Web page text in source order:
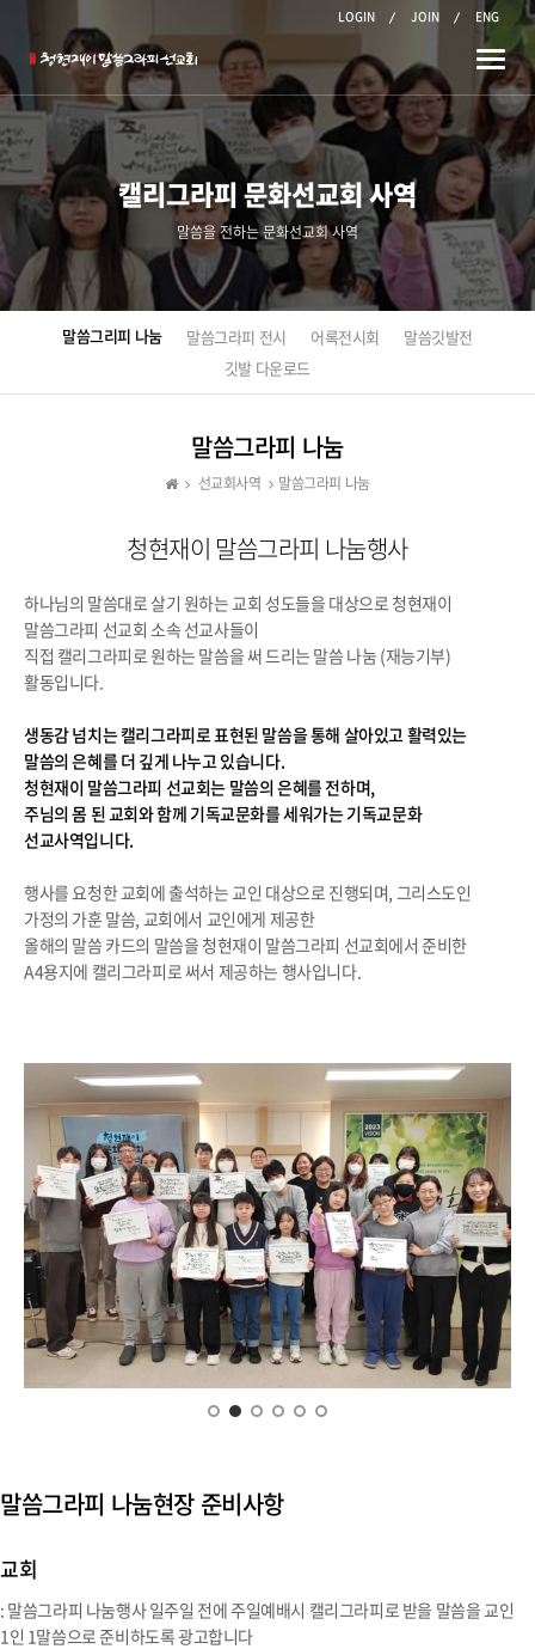
LOGIN JOIN ENG
Toggle
캘리그라피 문화선교회 사역
말씀을 전하는 문화선교회 사역
말씀그리피 나눔 말씀그라피 전시 어록전시회
말씀깃발전
깃발 다운로드
말씀그라피 나눔
선교회사역 말씀그라피 나눔
청현재이 말씀그라피 나눔행사
하나님의 말씀대로 살기 원하는 교회 성도들을 대상으로 청현재이
말씀그라피 선교회 소속 선교사들이
직접 캘리그라피로 원하는 말씀을 써 드리는 말씀 나눔 (재능기부)
활동입니다.
생동감 넘치는 캘리그라피로 표현된 말씀을 통해 살아있고 활력있는
말씀의 은혜를 더 깊게 나누고 있습니다.
청현재이 말씀그라피 선교회는 말씀의 은혜를 전하며,
주님의 몸 된 교회와 함께 기독교문화를 세워가는 기독교문화
선교사역입니다.
행사를 요청한 교회에 출석하는 교인 대상으로 진행되며, 그리스도인
가정의 가훈 말씀, 교회에서 교인에게 제공한
올해의 말씀 카드의 말씀을 청현재이 말씀그라피 선교회에서 준비한
A4용지에 캘리그라피로 써서 제공하는 행사입니다.
말씀그라피 나눔현장 준비사항
교회
: 말씀그라피 나눔행사 일주일 전에 주일예배시 캘리그라피로 받을 말씀을 교인
1인 1말씀으로 준비하도록 광고합니다